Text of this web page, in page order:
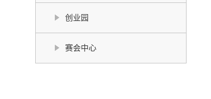
创业园
赛会中心